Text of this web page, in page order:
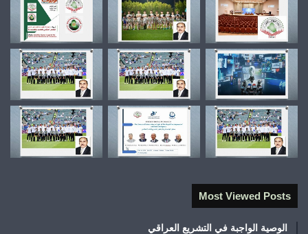
Most Viewed Posts
الوصية الواجبة في التشريع العراقي